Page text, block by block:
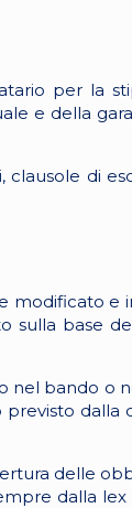
per la
e della
di
modificato e
sulla base
nel bando o
dalla
delle
dalla lex